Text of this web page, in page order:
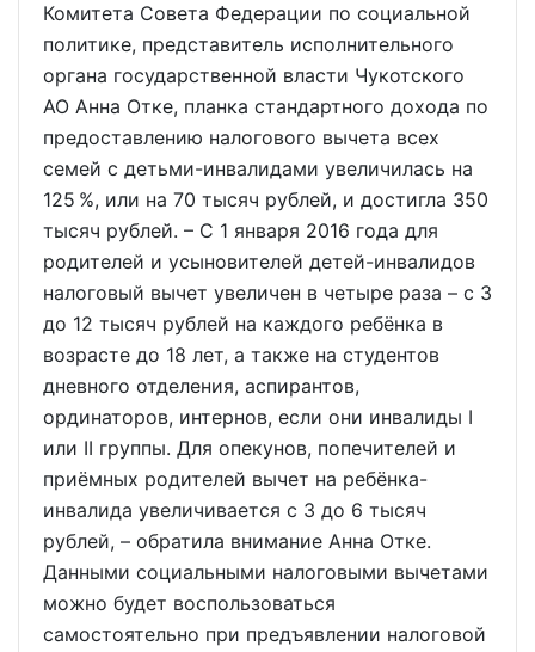
Комитета Совета Федерации по социальной
политике, представитель исполнительного
органа государственной власти Чукотского
АО Анна Отке, планка стандартного дохода по
предоставлению налогового вычета всех
семей с детьми-инвалидами увеличилась на
125 %, или на 70 тысяч рублей, и достигла 350
тысяч рублей. – С 1 января 2016 года для
родителей и усыновителей детей-инвалидов
налоговый вычет увеличен в четыре раза – с 3
до 12 тысяч рублей на каждого ребёнка в
возрасте до 18 лет, а также на студентов
дневного отделения, аспирантов,
ординаторов, интернов, если они инвалиды I
или II группы. Для опекунов, попечителей и
приёмных родителей вычет на ребёнка-
инвалида увеличивается с 3 до 6 тысяч
рублей, – обратила внимание Анна Отке.
Данными социальными налоговыми вычетами
можно будет воспользоваться
самостоятельно при предъявлении налоговой